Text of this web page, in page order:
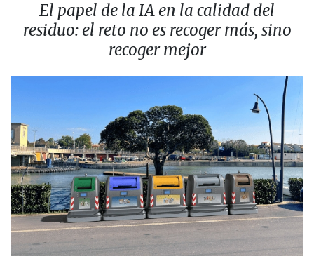
El papel de la IA en la calidad del
residuo: el reto no es recoger más, sino
recoger mejor